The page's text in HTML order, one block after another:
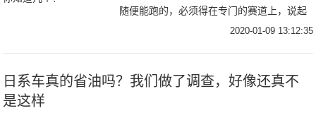
随便能跑的，必须得在专门的赛道上，说起
赛道，车粉们知道几条世界知名赛道呢？前
2020-01-09 13:12:35
日系车真的省油吗？我们做了调查，好像还真不
是这样